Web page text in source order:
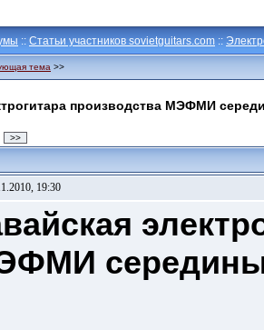
:: Статьи участников sovietguitars.com ::
тема >>
производства МЭФМИ
>>
19:30